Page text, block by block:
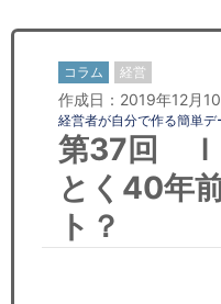
お問い合わせ
日本人にPR
コンサルティング
リサーチ
セミナー
コラム 経営
作成日：2019年12月
経営者が自分で作る簡単デ
第37回 Ｉ
とく40年
ト？